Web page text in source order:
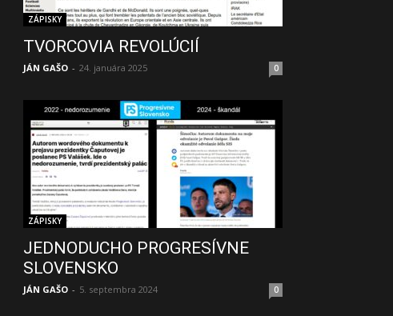
ZÁPISKY
TVORCOVIA REVOLÚCIÍ
JÁN GAŠO - 24. januára 2025 0
ZÁPISKY
JEDNODUCHO PROGRESÍVNE
SLOVENSKO
JÁN GAŠO - 5. septembra 2024 0